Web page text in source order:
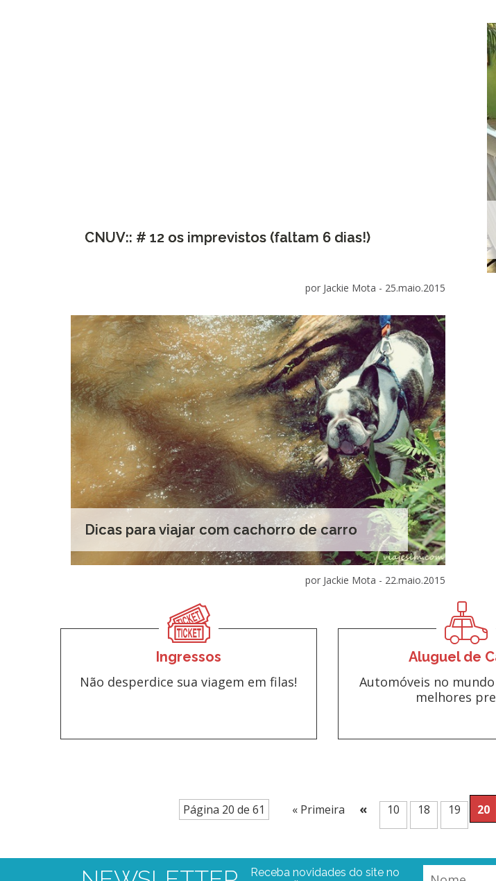
CNUV:: # 12 os imprevistos (faltam 6 dias!)
por Jackie Mota - 25.maio.2015
Dicas para viajar com cachorro de carro
por Jackie Mota - 22.maio.2015
Ingressos
Não desperdice sua viagem em filas!
Aluguel de
Automóveis no
melhores
Página 20 de 61 « Primeira « 10 18 19 20
Receba novidades do site no